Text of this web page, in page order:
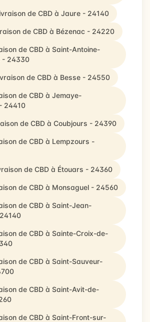
de CBD à Jaure - 24140
de CBD à Bézenac - 24220
de CBD à Saint-Antoine-
- 24330
de CBD à Besse - 24550
de CBD à Jemaye-
24410
de CBD à Coubjours - 24390
de CBD à Lempzours -
de CBD à Étouars - 24360
de CBD à Monsaguel - 24560
de CBD à Saint-Jean-
de CBD à Sainte-Croix-de-
de CBD à Saint-Sauveur-
de CBD à Saint-Avit-de-
de CBD à Saint-Front-sur-